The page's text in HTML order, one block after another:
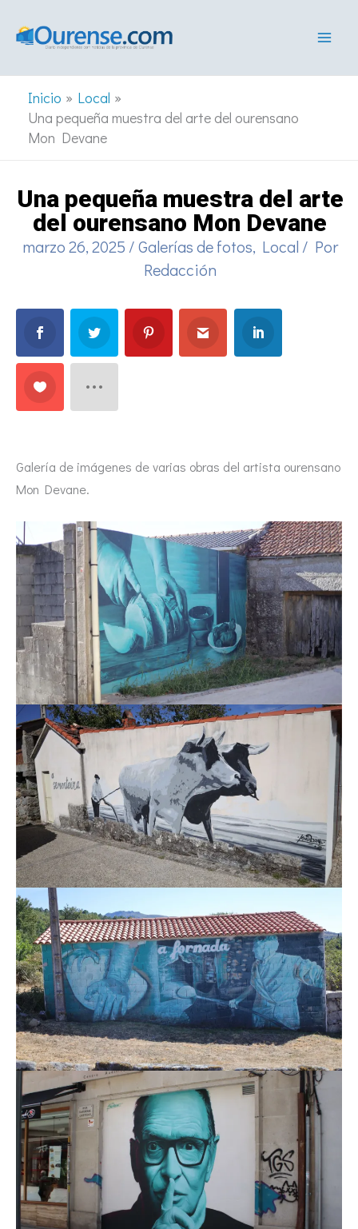
Inicio
Local
Una pequeña muestra del arte del ourensano
Mon Devane
Una pequeña muestra del arte
del ourensano Mon Devane
marzo 26, 2025 /Galerías de fotos, Local / Por
Redacción
Galería de imágenes de varias obras del artista ourensano
Mon Devane.